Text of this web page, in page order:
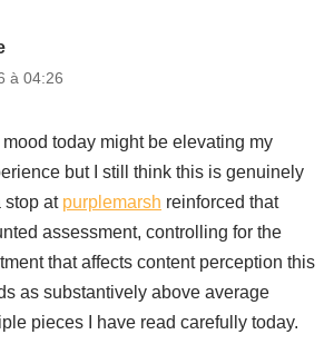
à 04:26
today might be elevating my
but I still think this is genuinely
stop at purplemarsh reinforced that
assessment, controlling for the
that affects content perception this
as substantively above average
pieces I have read carefully today.